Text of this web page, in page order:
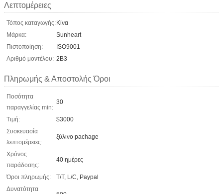
Λεπτομέρειες
Τόπος καταγωγής:Κίνα
Μάρκα:
Sunheart
Πιστοποίηση:
ISO9001
Αριθμό μοντέλου: 2B3
Πληρωμής & Αποστολής Όροι
Ποσότητα
παραγγελίας min:
30
Τιμή:
$3000
Συσκευασία
λεπτομέρειες:
ξύλινο pachage
Χρόνος
παράδοσης:
40 ημέρες
Όροι πληρωμής:
T/T, L/C, Paypal
Δυνατότητα